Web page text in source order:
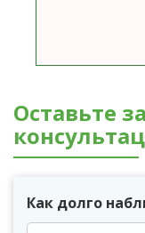
Оставьте
Как долго